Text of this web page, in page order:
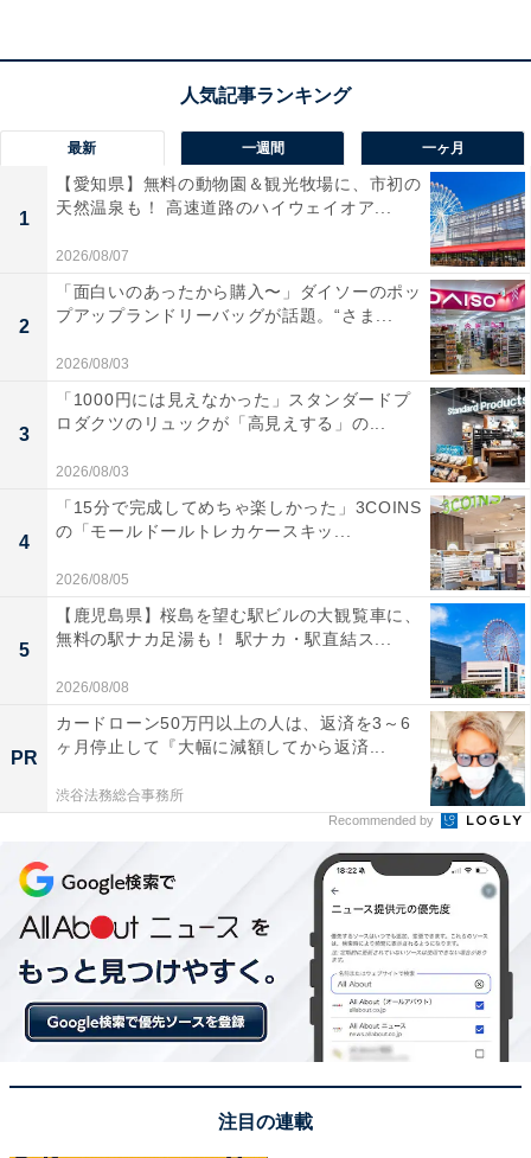
5900円（税込）で、多彩な特典を提供する会員制プログ
Amazonプライム会員になると、以下のようなさまざま
なサービスを利用できるようになります。
・無料配送
・動画配信サービスの「Prime Video」
・音楽配信サービスの「Amazon Music Prime」
・写真やビデオを保存できるオンラインストレージサー
ビスの「Amazon Photos」
・Kindle本を追加料金なしで読み放題の「Prime
Reading」
・会員限定先行タイムセール
・一部の対象商品が通常価格よりも割引されるAmazon
Prime限定価格
・生鮮食品から日用品まで配送してくれる「Amazonネ
ットスーパー」
また、同居の家族2人まで特典を共有できる「家族会
員」制度もあります。Amazonプライムに登録して、お
得にお買い物を楽しみましょう。
Amazonプライム 30日間の無料体験を始める
※掲載されている情報は記事公開時のものです。あらか
また、記事中の商品を購入すると、売上の一部がオール
アバウトに還元されることがあります
この記事の執筆者： All About ニュース お買
最新 一週間 一ヶ月
1
【愛知県】無料の動物園＆観光牧場に、市初の
天然温泉も！ 高速道路のハイウェイオア...
2026/08/07
2
「面白いのあったから購入〜」ダイソーのポッ
プアップランドリーバッグが話題。“さま...
2026/08/03
3
「1000円には見えなかった」スタンダードプ
ロダクツのリュックが「高見えする」の...
2026/08/03
4
「15分で完成してめちゃ楽しかった」3COINS
の「モールドールトレカケースキッ...
2026/08/05
5
【鹿児島県】桜島を望む駅ビルの大観覧車に、
無料の駅ナカ足湯も！ 駅ナカ・駅直結ス...
2026/08/08
PR
カードローン50万円以上の人は、返済を3～6
ヶ月停止して『大幅に減額してから返済...
渋谷法務総合事務所
Recommended by
注目の連載